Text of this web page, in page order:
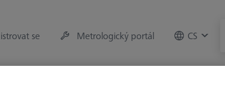
se Metrologický portál CS